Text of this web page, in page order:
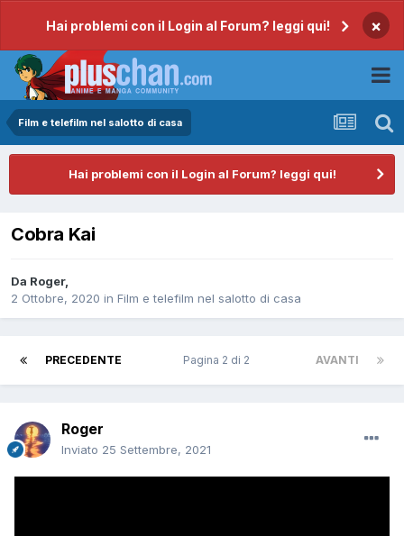
Hai problemi con il Login al Forum? leggi qui! ×
Film e telefilm nel salotto di casa
Hai problemi con il Login al Forum? leggi qui!
Cobra Kai
Da Roger,
2 Ottobre, 2020 in Film e telefilm nel salotto di casa
PRECEDENTE AVANTI
Pagina 2 di 2
Roger
Inviato 25 Settembre, 2021